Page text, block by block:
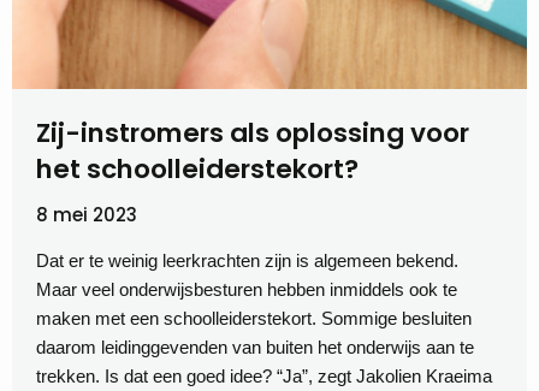
Zij-instromers als oplossing voor
het schoolleiderstekort?
8 mei 2023
Dat er te weinig leerkrachten zijn is algemeen bekend.
Maar veel onderwijsbesturen hebben inmiddels ook te
maken met een schoolleiderstekort. Sommige besluiten
daarom leidinggevenden van buiten het onderwijs aan te
trekken. Is dat een goed idee? “Ja”, zegt Jakolien Kraeima